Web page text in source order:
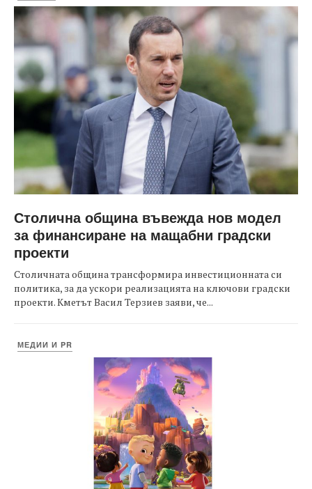
Столична община въвежда нов модел
за финансиране на мащабни градски
проекти
Столичната община трансформира инвестиционната си
политика, за да ускори реализацията на ключови градски
проекти. Кметът Васил Терзиев заяви, че...
МЕДИИ И PR